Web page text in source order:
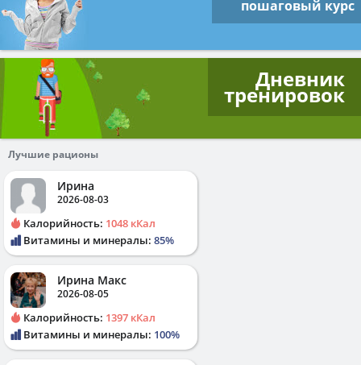
пошаговый курс
Дневник
тренировок
Лучшие рационы
Ирина
2026-08-03
Калорийность: 1048 кКал
Витамины и минералы: 85%
Ирина Макс
2026-08-05
Калорийность: 1397 кКал
Витамины и минералы: 100%